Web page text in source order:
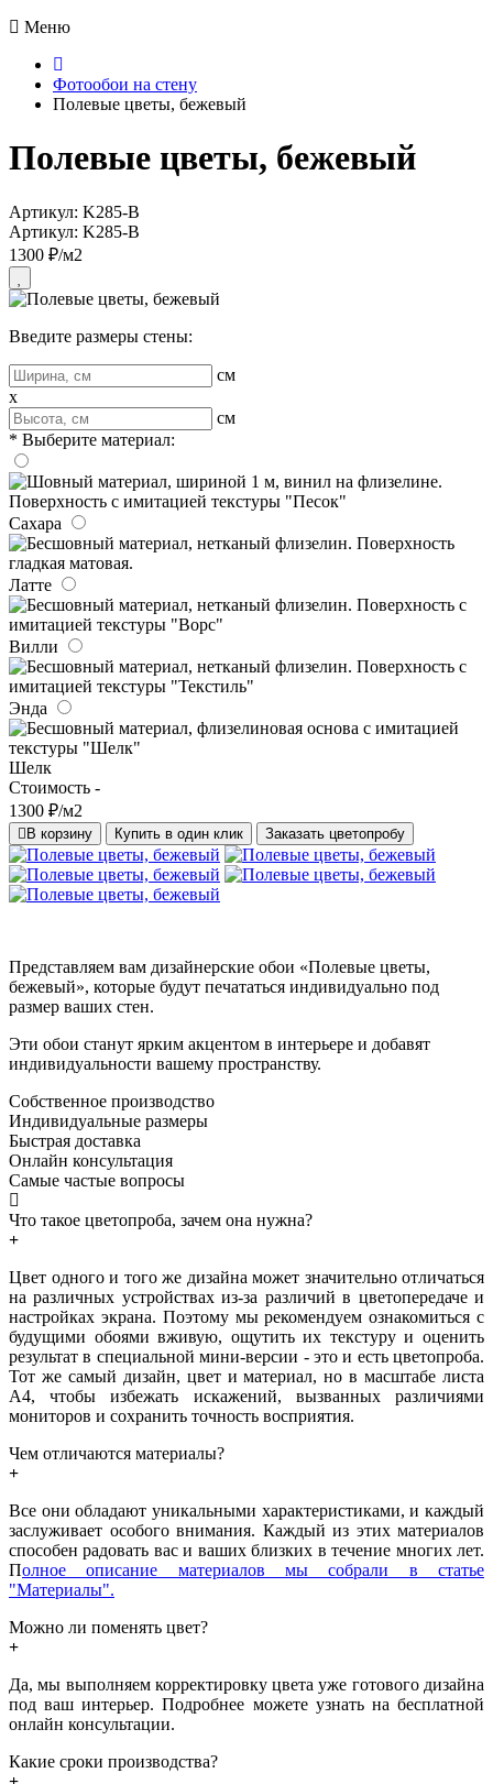
Меню
Фотообои на стену
Полевые цветы, бежевый
Полевые цветы, бежевый
Артикул: K285-B
Артикул: K285-B
1300 ₽/м2
Введите размеры стены:
см
x
см
* Выберите материал:
Сахара
Латте
Вилли
Энда
Шелк
Стоимость -
1300 ₽/м2
В корзину Купить в один клик Заказать цветопробу
Представляем вам дизайнерские обои «Полевые цветы,
бежевый», которые будут печататься индивидуально под
размер ваших стен.
Эти обои станут ярким акцентом в интерьере и добавят
индивидуальности вашему пространству.
Собственное производство
Индивидуальные размеры
Быстрая доставка
Онлайн консультация
Самые частые вопросы
Что такое цветопроба, зачем она нужна?
Цвет одного и того же дизайна может значительно отличаться
на различных устройствах из-за различий в цветопередаче и
настройках экрана. Поэтому мы рекомендуем ознакомиться с
будущими обоями вживую, ощутить их текстуру и оценить
результат в специальной мини-версии - это и есть цветопроба.
Тот же самый дизайн, цвет и материал, но в масштабе листа
А4, чтобы избежать искажений, вызванных различиями
мониторов и сохранить точность восприятия.
Чем отличаются материалы?
Все они обладают уникальными характеристиками, и каждый
заслуживает особого внимания. Каждый из этих материалов
способен радовать вас и ваших близких в течение многих лет.
Полное описание материалов мы собрали в статье
"Материалы".
Можно ли поменять цвет?
Да, мы выполняем корректировку цвета уже готового дизайна
под ваш интерьер. Подробнее можете узнать на бесплатной
онлайн консультации.
Какие сроки производства?